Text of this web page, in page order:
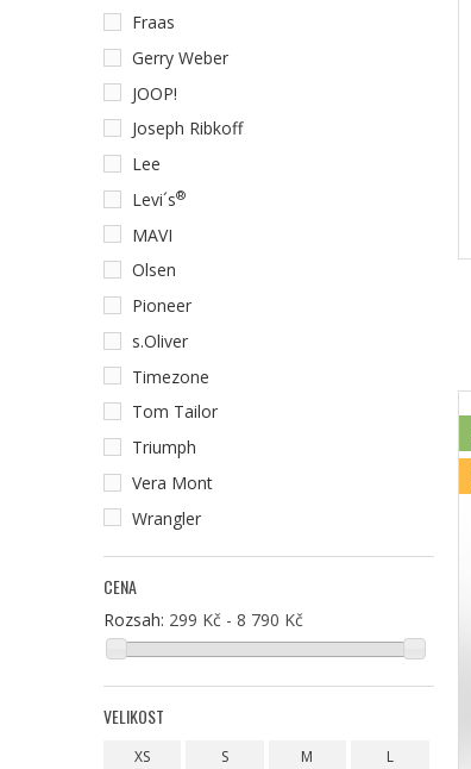
Fraas
Gerry Weber
JOOP!
Joseph Ribkoff
Lee
Levi´s®
MAVI
Olsen
Pioneer
s.Oliver
Timezone
Tom Tailor
Triumph
Vera Mont
Wrangler
CENA
Rozsah: 299 Kč - 8 790 Kč
VELIKOST
XS S M
L